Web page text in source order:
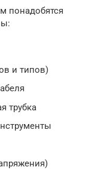
понадобятся
и типов)
трубка